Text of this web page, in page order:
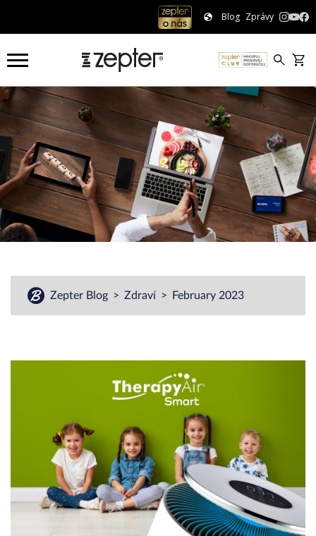
Blog Zprávy
Zepter Blog Zdraví February 2023